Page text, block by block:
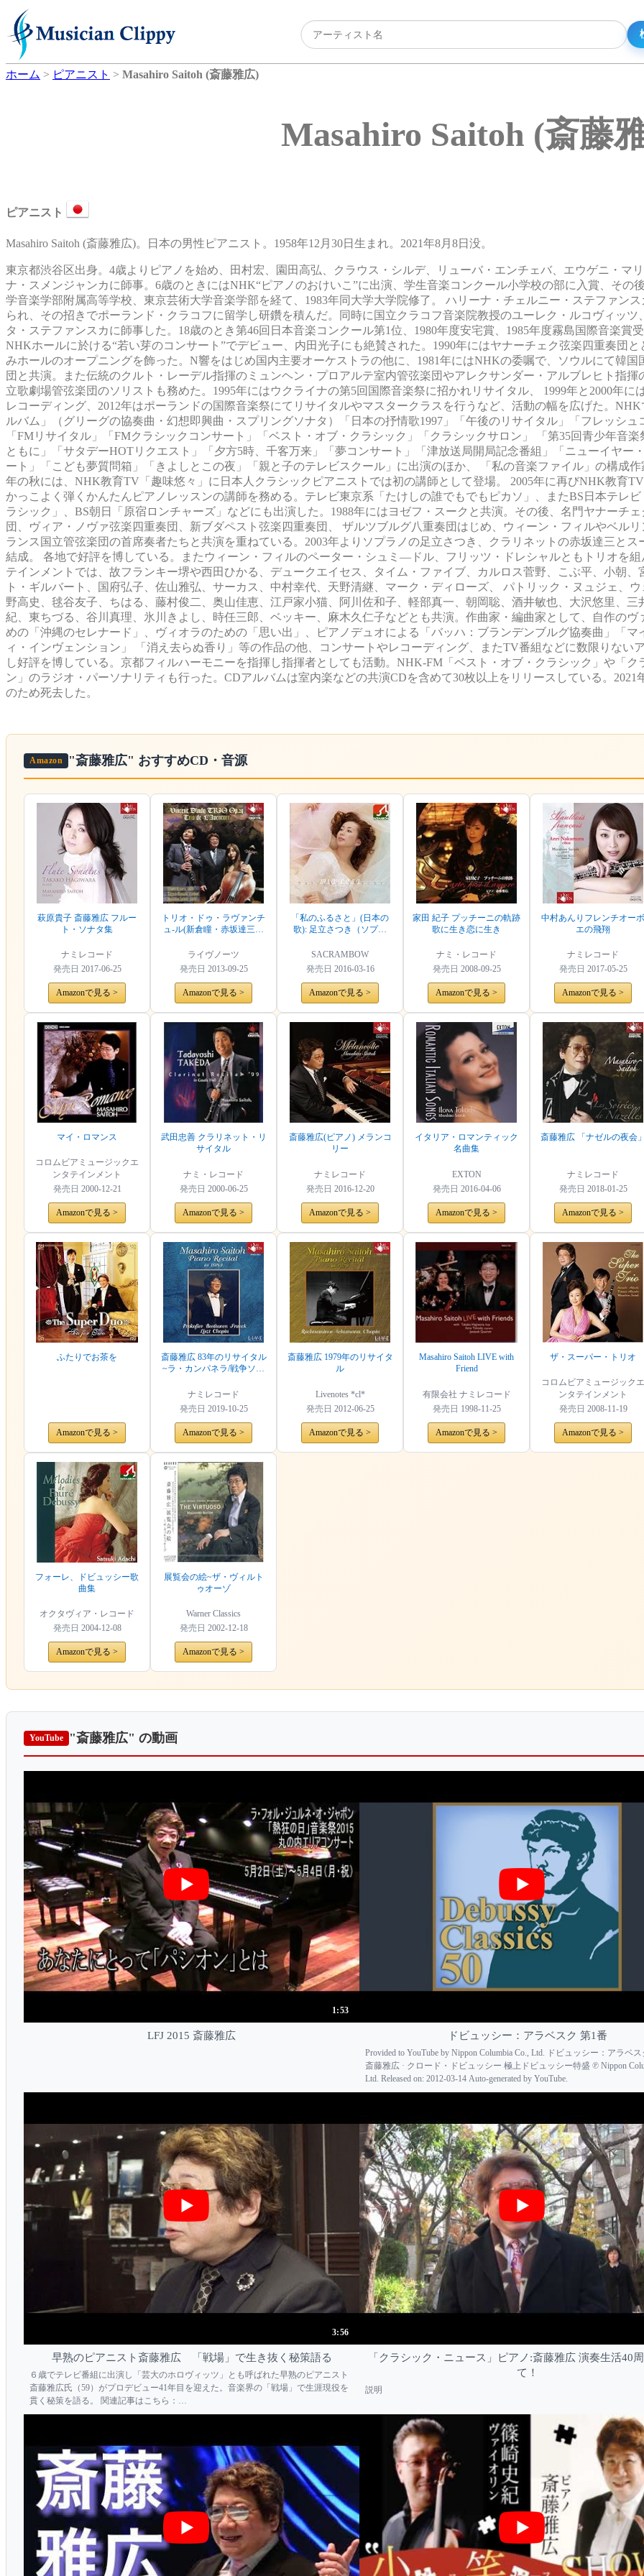
ホーム > ピアニスト > Masahiro Saitoh (斎藤雅広)
Masahiro Saitoh (斎藤
ピアニスト
Masahiro Saitoh (斎藤雅広)。日本の男性ピアニスト。1958年12月30日生まれ。2021年8月8日没。
東京都渋谷区出身。4歳よりピアノを始め、田村宏、園田高弘、クラウス・シルデ、リューバ・エンチェバ、エウゲニ・マ
ナ・スメンジャンカに師事。6歳のときにはNHK“ピアノのおけいこ”に出演、学生音楽コンクール小学校の部に入賞、その
学音楽学部附属高等学校、東京芸術大学音楽学部を経て、1983年同大学大学院修了。 ハリーナ・チェルニー・ステファン
られ、その招きでポーランド・クラコフに留学し研鑽を積んだ。同時に国立クラコフ音楽院教授のユーレク・ルコヴィッツ
タ・ステファンスカに師事した。18歳のとき第46回日本音楽コンクール第1位、1980年度安宅賞、1985年度霧島国際音楽賞
NHKホールに於ける“若い芽のコンサート”でデビュー、内田光子にも絶賛された。1990年にはヤナーチェク弦楽四重奏団と
みホールのオープニングを飾った。N響をはじめ国内主要オーケストラの他に、1981年にはNHKの委嘱で、ソウルにて韓国
団と共演。また伝統のクルト・レーデル指揮のミュンヘン・プロアルテ室内管弦楽団やアレクサンダー・アルブレヒト指揮
立歌劇場管弦楽団のソリストも務めた。1995年にはウクライナの第5回国際音楽祭に招かれリサイタル、 1999年と2000年に
レコーディング、2012年はポーランドの国際音楽祭にてリサイタルやマスタークラスを行うなど、活動の幅を広げた。
ルバム」（グリーグの協奏曲・幻想即興曲・スプリングソナタ）「日本の抒情歌1997」「午後のリサイタル」「フレッシュ
「FMリサイタル」「FMクラシックコンサート」「ベスト・オブ・クラシック」「クラシックサロン」 「第35回青少年音楽
ともに」「サタデーHOTリクエスト」「夕方5時、千客万来」「夢コンサート」「津放送局開局記念番組」「ニューイヤー
ート」「こども夢質問箱」「きよしとこの夜」「親と子のテレビスクール」に出演のほか、 「私の音楽ファイル」の構成作
年の秋には、NHK教育TV「趣味悠々」に日本人クラシックピアニストでは初の講師として登場。 2005年に再びNHK教育
かっこよく弾くかんたんピアノレッスンの講師を務める。テレビ東京系「たけしの誰でもでもピカソ」、またBS日本テレビ
ラシック」、BS朝日「原宿ロンチャーズ」などにも出演した。1988年にはヨゼフ・スークと共演。その後、名門ヤナーチ
団、ヴィア・ノヴァ弦楽四重奏団、新ブダペスト弦楽四重奏団、 ザルツブルグ八重奏団はじめ、ウィーン・フィルやベルリ
ランス国立管弦楽団の首席奏者たちと共演を重ねている。2003年よりソプラノの足立さつき、クラリネットの赤坂達三とス
結成。 各地で好評を博している。またウィーン・フィルのペーター・シュミ―ドル、フリッツ・ドレシャルともトリオを組
テインメントでは、故フランキー堺や西田ひかる、デュークエイセス、タイム・ファイブ、カルロス菅野、こぶ平、小朝、
ト・ギルバート、国府弘子、佐山雅弘、サーカス、中村幸代、天野清継、マーク・ディローズ、 パトリック・ヌュジェ、
野高史、毬谷友子、ちはる、藤村俊二、奥山佳恵、江戸家小猫、阿川佐和子、軽部真一、朝岡聡、酒井敏也、大沢悠里、三
紀、東ちづる、谷川真理、氷川きよし、時任三郎、ベッキー、麻木久仁子などとも共演。作曲家・編曲家として、自作のヴ
めの「沖縄のセレナード」、ヴィオラのための「思い出」、ピアノデュオによる「バッハ：ブランデンブルグ協奏曲」「マ
ィ・インヴェンション」 「消え去らぬ香り」等の作品の他、コンサートやレコーディング、またTV番組などに数限りない
し好評を博している。京都フィルハーモニーを指揮し指揮者としても活動。NHK-FM「ベスト・オブ・クラシック」や「ク
ン」のラジオ・パーソナリティも行った。CDアルバムは室内楽などの共演CDを含めて30枚以上をリリースしている。2021
のため死去した。
Amazon "斎藤雅広" おすすめCD・音源
萩原貴子 斎藤雅広 フルー
ト・ソナタ集
ナミレコード
発売日 2017-06-25
Amazonで見る >
トリオ・ドゥ・ラヴァンチ
ュ-ル(新倉瞳・赤坂達三・
ライヴノーツ
発売日 2013-09-25
Amazonで見る >
「私のふるさと」(日本の
歌): 足立さつき（ソプラ
SACRAMBOW
発売日 2016-03-16
Amazonで見る >
家田 紀子 プッチーニの軌跡
歌に生き恋に生き
ナミ・レコード
発売日 2008-09-25
Amazonで見る >
中村あんりフレンチオーボ
エの飛翔
ナミレコード
発売日 2017-05-25
Amazonで見る >
マイ・ロマンス
コロムビアミュージックエ
ンタテインメント
発売日 2000-12-21
Amazonで見る >
武田忠善 クラリネット・リ
サイタル
ナミ・レコード
発売日 2000-06-25
Amazonで見る >
斎藤雅広(ピアノ) メランコ
リー
ナミレコード
発売日 2016-12-20
Amazonで見る >
イタリア・ロマンティック
名曲集
EXTON
発売日 2016-04-06
Amazonで見る >
斎藤雅広 「ナゼルの夜会」
ナミレコード
発売日 2018-01-25
Amazonで見る >
ふたりでお茶を
Amazonで見る >
斎藤雅広 83年のリサイタル
~ラ・カンパネラ/戦争ソナ
ナミレコード
発売日 2019-10-25
Amazonで見る >
斎藤雅広 1979年のリサイタ
ル
Livenotes *cl*
発売日 2012-06-25
Amazonで見る >
Masahiro Saitoh LIVE with
Friend
有限会社 ナミレコード
発売日 1998-11-25
Amazonで見る >
ザ・スーパー・トリオ
コロムビアミュージックエ
ンタテインメント
発売日 2008-11-19
Amazonで見る >
フォーレ、ドビュッシー歌
曲集
オクタヴィア・レコード
発売日 2004-12-08
Amazonで見る >
展覧会の絵~ザ・ヴィルト
ゥオーゾ
Warner Classics
発売日 2002-12-18
Amazonで見る >
YouTube "斎藤雅広" の動画
1:53
LFJ 2015 斎藤雅広 ドビュッシー：アラベスク 第1番
Provided to YouTube by Nippon Columbia Co., Ltd. ドビュッシー：アラベス
斎藤雅広 · クロード・ドビュッシー 極上ドビュッシー特盛 ℗ Nippon
Ltd. Released on: 2012-03-14 Auto-generated by YouTube.
3:56
早熟のピアニスト斎藤雅広 「戦場」で生き抜く秘策語る
６歳でテレビ番組に出演し「芸大のホロヴィッツ」とも呼ばれた早熟のピアニスト
斎藤雅広氏（59）がプロデビュー41年目を迎えた。音楽界の「戦場」で生涯現役を
貫く秘策を語る。 関連記事はこちら：
https://style.nikkei.com/article/DGXMZO29783980U8A420C1000000?
「クラシック・ニュース」ピアノ:斎藤雅広 演奏生活40
て！
説明